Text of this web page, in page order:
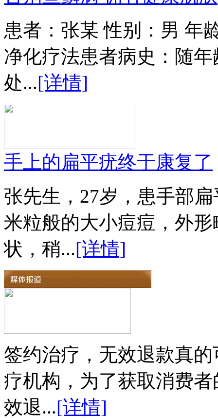
患者：张某 性别：男 年
净化疗法患者病史：随
处...[详情]
手上的扁平疣终于康复了
张先生，27岁，患手部
米粒般的大小痘痘，外
状，稍...[详情]
签约治疗，无效退款真
疗机构，为了获取消费
效退...[详情]